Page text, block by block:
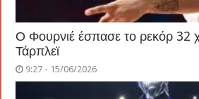
Ο Φουρνιέ έσπασε το ρεκόρ 32
Τάρπλεϊ
9:27 - 15/06/2026